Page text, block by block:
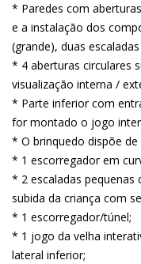
* Paredes com
e a instalação dos
(grande), duas
* 4 aberturas circulares
visualização interna /
* Parte inferior com
for montado o jogo
* O brinquedo dispõe de
* 1 escorregador em
* 2 escaladas
subida da criança com
* 1 escorregador/túnel;
* 1 jogo da velha
lateral inferior;